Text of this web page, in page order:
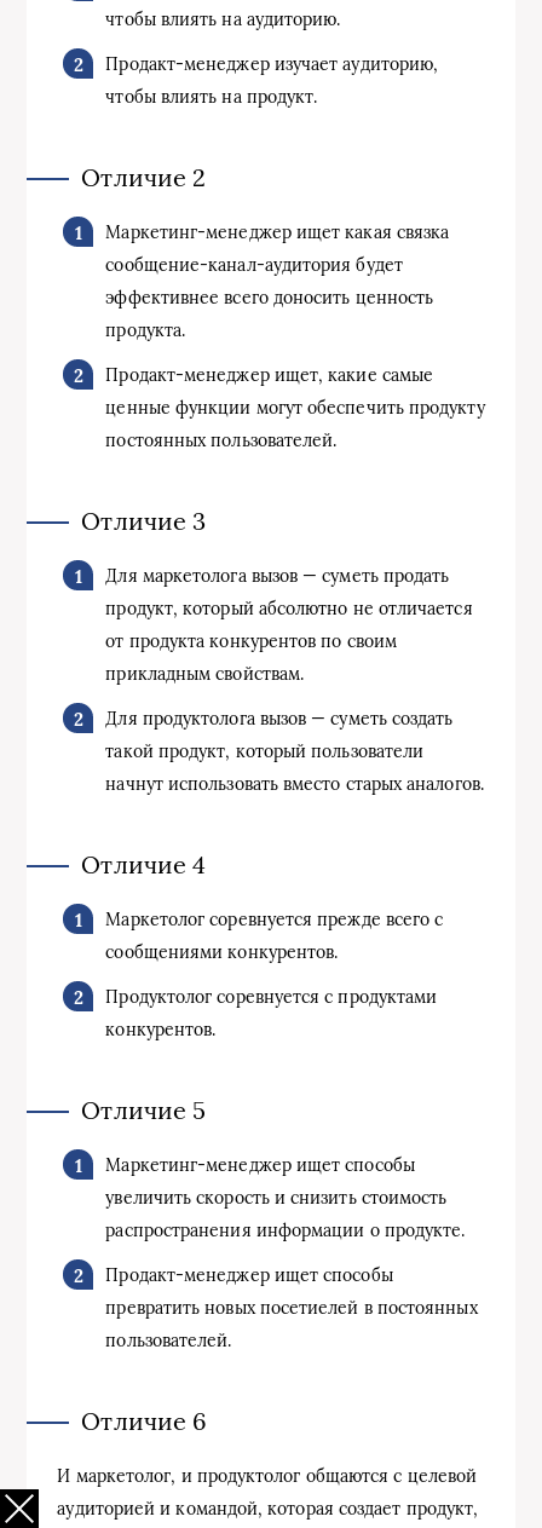
чтобы влиять на аудиторию.
Продакт-менеджер изучает аудиторию,
чтобы влиять на продукт.
Отличие 2
Маркетинг-менеджер ищет какая связка
сообщение-канал-аудитория будет
эффективнее всего доносить ценность
продукта.
Продакт-менеджер ищет, какие самые
ценные функции могут обеспечить продукту
постоянных пользователей.
Отличие 3
Для маркетолога вызов — суметь продать
продукт, который абсолютно не отличается
от продукта конкурентов по своим
прикладным свойствам.
Для продуктолога вызов — суметь создать
такой продукт, который пользователи
начнут использовать вместо старых аналогов.
Отличие 4
Маркетолог соревнуется прежде всего с
сообщениями конкурентов.
Продуктолог соревнуется с продуктами
конкурентов.
Отличие 5
Маркетинг-менеджер ищет способы
увеличить скорость и снизить стоимость
распространения информации о продукте.
Продакт-менеджер ищет способы
превратить новых посетиелей в постоянных
пользователей.
Отличие 6
И маркетолог, и продуктолог общаются с целевой
аудиторией и командой, которая создает продукт,